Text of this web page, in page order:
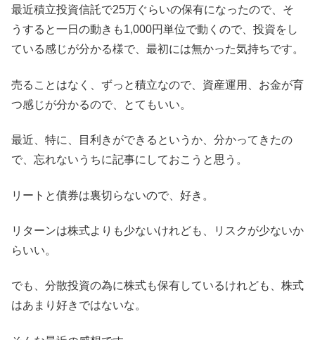
最近積立投資信託で25万ぐらいの保有になったので、そ
うすると一日の動きも1,000円単位で動くので、投資をし
ている感じが分かる様で、最初には無かった気持ちです。
売ることはなく、ずっと積立なので、資産運用、お金が育
つ感じが分かるので、とてもいい。
最近、特に、目利きができるというか、分かってきたの
で、忘れないうちに記事にしておこうと思う。
リートと債券は裏切らないので、好き。
リターンは株式よりも少ないけれども、リスクが少ないか
らいい。
でも、分散投資の為に株式も保有しているけれども、株式
はあまり好きではないな。